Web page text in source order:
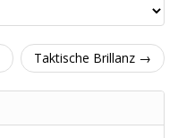
Taktische Brillanz →